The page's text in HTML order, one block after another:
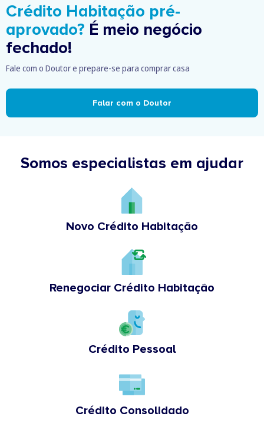
Crédito Habitação pré-
aprovado? É meio negócio
fechado!
Fale com o Doutor e prepare-se para comprar casa
Falar com o Doutor
Somos especialistas em ajudar
Novo Crédito Habitação
Renegociar Crédito Habitação
Crédito Pessoal
Crédito Consolidado